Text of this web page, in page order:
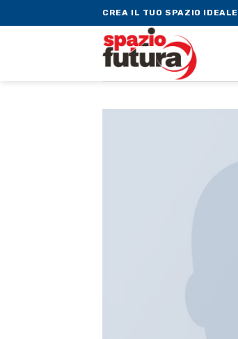
to
CREA IL TUO SPAZIO IDEALE